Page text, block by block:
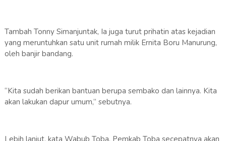
Tambah Tonny Simanjuntak, Ia juga turut prihatin atas kejadian
yang meruntuhkan satu unit rumah milik Ernita Boru Manurung,
oleh banjir bandang.
“Kita sudah berikan bantuan berupa sembako dan lainnya. Kita
akan lakukan dapur umum,” sebutnya.
Lebih lanjut, kata Wabub Toba, Pemkab Toba secepatnya akan